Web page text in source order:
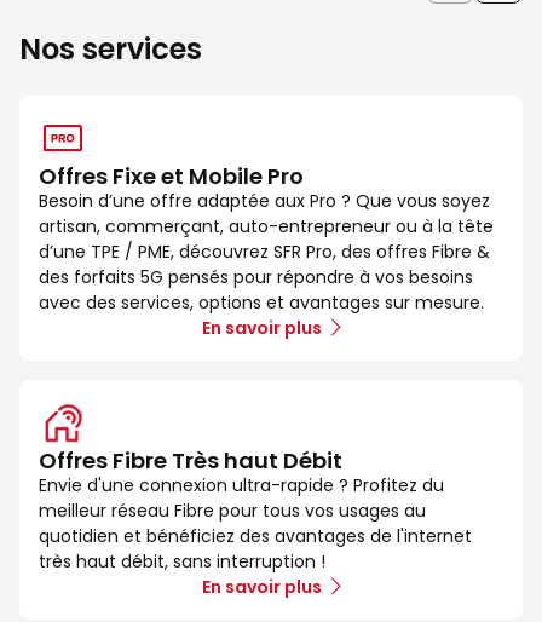
Nos services
Offres Fixe et Mobile Pro
Besoin d’une offre adaptée aux Pro ? Que vous soyez
artisan, commerçant, auto-entrepreneur ou à la tête
d’une TPE / PME, découvrez SFR Pro, des offres Fibre &
des forfaits 5G pensés pour répondre à vos besoins
avec des services, options et avantages sur mesure.
En savoir plus
Offres Fibre Très haut Débit
Envie d'une connexion ultra-rapide ? Profitez du
meilleur réseau Fibre pour tous vos usages au
quotidien et bénéficiez des avantages de l'internet
très haut débit, sans interruption !
En savoir plus